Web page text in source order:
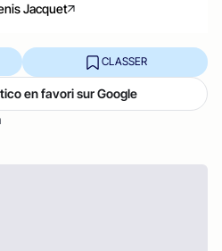
Jacquet
CLASSER
en favori sur Google